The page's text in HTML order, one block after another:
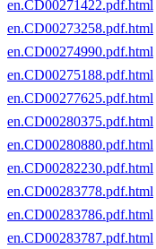
en.CD00271422.pdf.html
en.CD00273258.pdf.html
en.CD00274990.pdf.html
en.CD00275188.pdf.html
en.CD00277625.pdf.html
en.CD00280375.pdf.html
en.CD00280880.pdf.html
en.CD00282230.pdf.html
en.CD00283778.pdf.html
en.CD00283786.pdf.html
en.CD00283787.pdf.html